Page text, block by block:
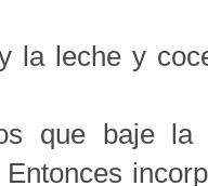
la leche y
que baje la
Entonces